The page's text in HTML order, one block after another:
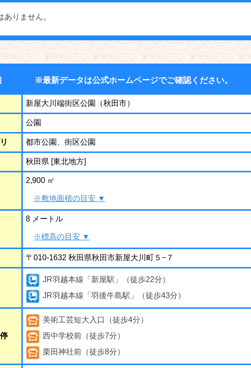
ありません。
細 ※最新データは公式ホームページでご確認ください。
新屋大川端街区公園（秋田市）
公園
都市公園、街区公園
秋田県 [東北地方]
2,900 ㎡
※敷地面積の目安 ▼
8 メートル
※標高の目安 ▼
〒010-1632 秋田県秋田市新屋大川町５−７
JR羽越本線「新屋駅」（徒歩22分）
JR羽越本線「羽後牛島駅」（徒歩43分）
美術工芸短大入口（徒歩4分）
西中学校前（徒歩7分）
栗田神社前（徒歩8分）